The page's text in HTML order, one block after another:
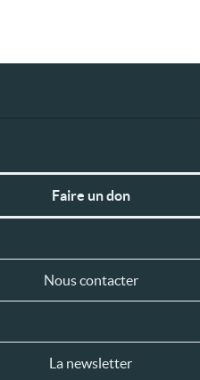
Faire un don
Nous contacter
La newsletter